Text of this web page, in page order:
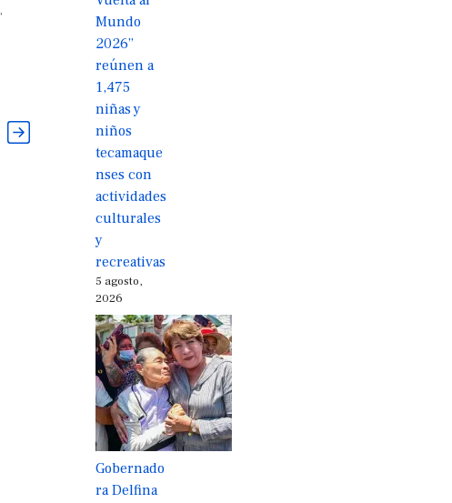
,
Mundo
2026”
reúnen a
1,475
niñas y
niños
tecamaque
nses con
actividades
culturales
y
recreativas
5 agosto,
2026
Gobernado
ra Delfina